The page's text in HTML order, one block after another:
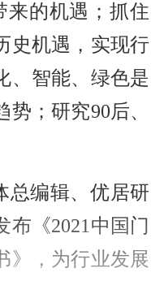
来的机遇；抓住
史机遇，实现行
、智能、绿色是
；研究90后、
总编辑、优居研
布《2021中国门
》，为行业发展